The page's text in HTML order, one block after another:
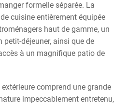
formelle séparée. La
cuisine entièrement équipée
haut de gamme, un
déjeuner, ainsi que de
à un magnifique patio de
extérieure comprend une grande
impeccablement entretenu,